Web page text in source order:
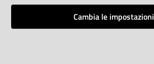
Dichiarazione di accessibilità
Mappa del sito
Cambia le impostazioni